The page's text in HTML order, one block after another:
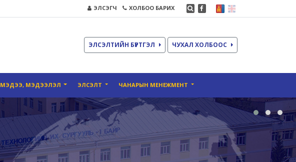
ЭЛСЭГЧ ХОЛБОО БАРИХ
ЭЛСЭЛТИЙН БҮРТГЭЛ ЧУХАЛ ХОЛБООС
МЭДЭЭ, МЭДЭЭЛЭЛ ЭЛСЭЛТ ЧАНАРЫН МЕНЕЖМЕНТ